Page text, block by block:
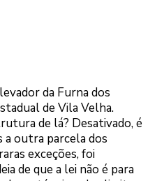
da Furna dos
de Vila Velha.
de lá? Desativado, é
a outra parcela dos
exceções, foi
de que a lei não é para